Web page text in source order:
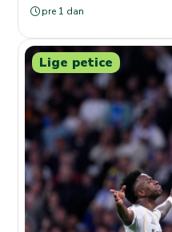
pre 1 dan
Lige petice